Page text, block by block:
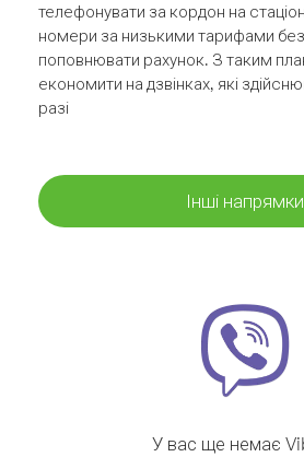
телефонувати за кордон на
номери за низькими тарифами без
поповнювати рахунок. З таким
економити на дзвінках, які
разі
Інші напрямки
У вас ще немає